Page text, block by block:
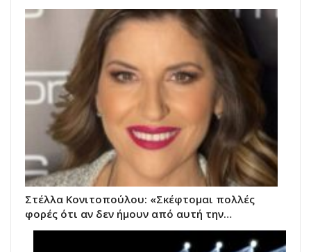
Στέλλα Κονιτοπούλου: «Σκέφτομαι πολλές
φορές ότι αν δεν ήμουν από αυτή την…